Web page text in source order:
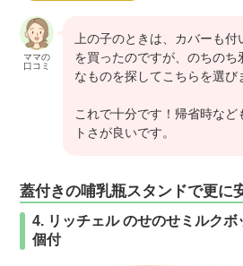
ママの
口コミ
上の子のときは、カバーも
を買ったのですが、のちの
なものを探してこちらを選び
これで十分です！帰省時など
トさが良いです。
蓋付きの哺乳瓶スタンドで更に
4. リッチェル のせのせミルク
個付